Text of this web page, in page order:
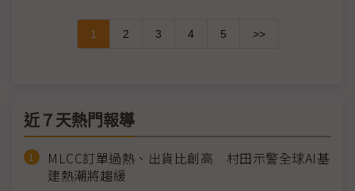
1 2 3 4 5 >>
近７天熱門報導
MLCC訂單過熱、出貨比創高 村田示警全球AI基
建熱潮將趨緩